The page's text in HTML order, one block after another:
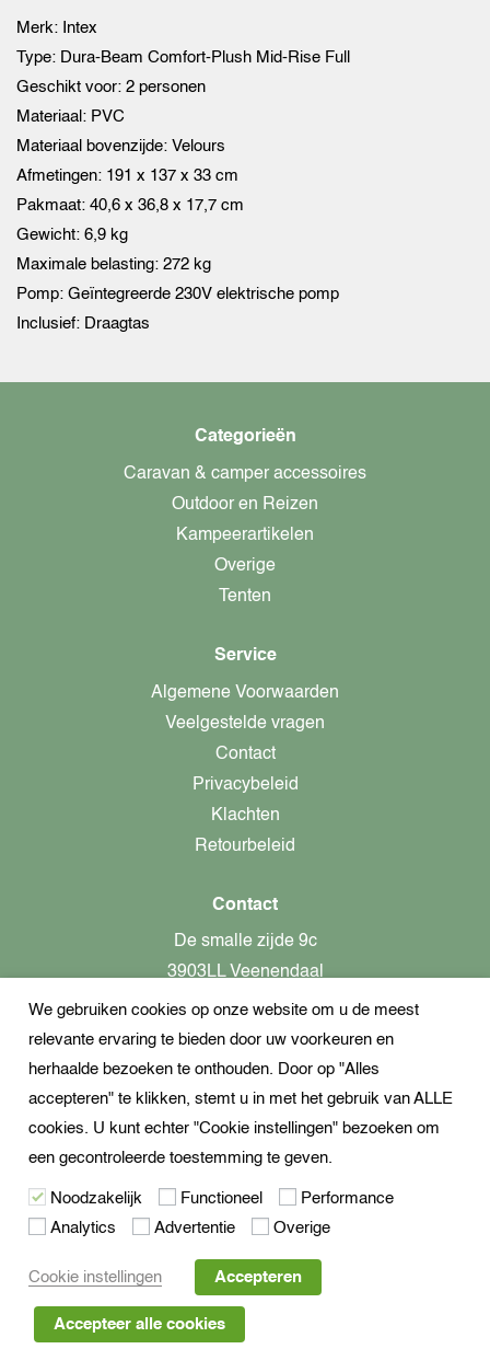
Merk: Intex
Type: Dura-Beam Comfort-Plush Mid-Rise Full
Geschikt voor: 2 personen
Materiaal: PVC
Materiaal bovenzijde: Velours
Afmetingen: 191 x 137 x 33 cm
Pakmaat: 40,6 x 36,8 x 17,7 cm
Gewicht: 6,9 kg
Maximale belasting: 272 kg
Pomp: Geïntegreerde 230V elektrische pomp
Inclusief: Draagtas
Categorieën
Caravan & camper accessoires
Outdoor en Reizen
Kampeerartikelen
Overige
Tenten
Service
Algemene Voorwaarden
Veelgestelde vragen
Contact
Privacybeleid
Klachten
Retourbeleid
Contact
De smalle zijde 9c
3903LL Veenendaal
alleen op afspraak aanwezig!
KvK-nummer: 82366799
Btw-nummer: nl862437301B01
info@dekampeerspecialist.nl
Volg ons
We gebruiken cookies op onze website om u de meest
relevante ervaring te bieden door uw voorkeuren en
herhaalde bezoeken te onthouden. Door op "Alles
accepteren" te klikken, stemt u in met het gebruik van ALLE
cookies. U kunt echter "Cookie instellingen" bezoeken om
een gecontroleerde toestemming te geven.
Noodzakelijk Functioneel
Performance
Analytics
Advertentie Overige
Cookie instellingen Accepteren
Accepteer alle cookies